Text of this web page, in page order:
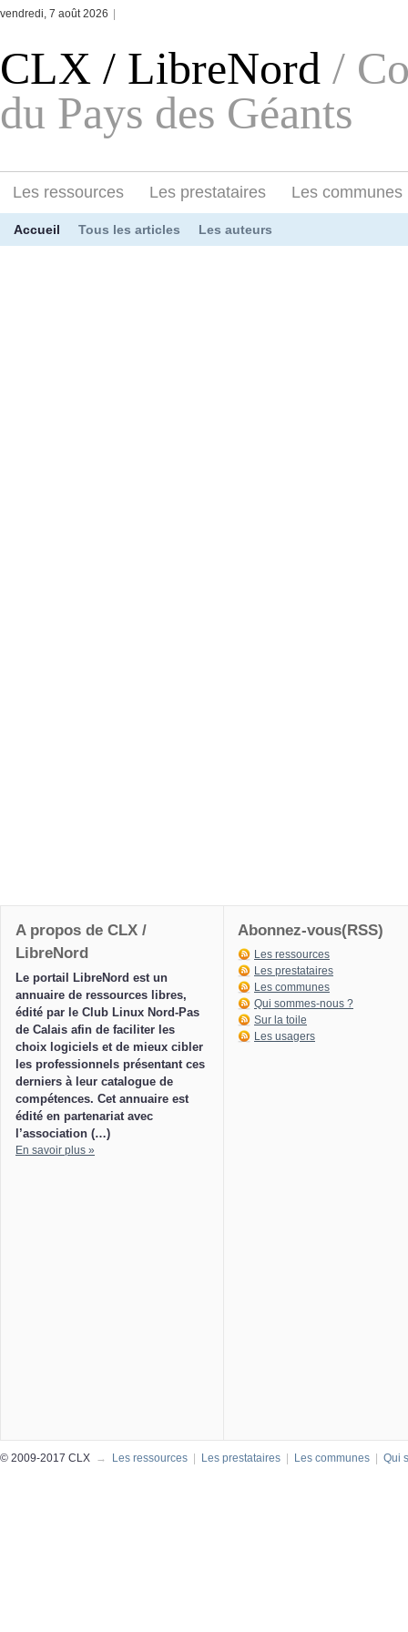
vendredi, 7 août 2026
CLX / LibreNord /
du Pays des Géants
Les ressources Les prestataires Les communes
Accueil Tous les articles Les auteurs
A propos de CLX /
LibreNord
Le portail LibreNord est un
annuaire de ressources libres,
édité par le Club Linux Nord-Pas
de Calais afin de faciliter les
choix logiciels et de mieux cibler
les professionnels présentant ces
derniers à leur catalogue de
compétences. Cet annuaire est
édité en partenariat avec
l’association (…)
En savoir plus »
Abonnez-vous(RSS)
Les ressources
Les prestataires
Les communes
Qui sommes-nous ?
Sur la toile
Les usagers
© 2009-2017 CLX → Les ressources Les prestataires Les communes Qui